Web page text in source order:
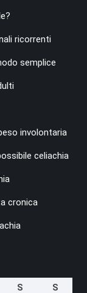
ricorrenti
semplice
involontaria
celiachia
cronica
S
S